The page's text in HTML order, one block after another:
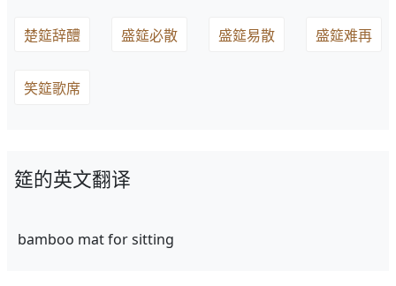
楚筵辞醴 盛筵必散 盛筵易散 盛筵难再
笑筵歌席
筵的英文翻译
bamboo mat for sitting